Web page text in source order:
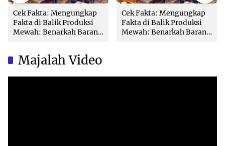
Cek Fakta: Mengungkap
Fakta di Balik Produksi
Mewah: Benarkah Barang
Cek Fakta: Mengungkap
Fakta di Balik Produksi
Mewah: Benarkah Barang
Majalah Video